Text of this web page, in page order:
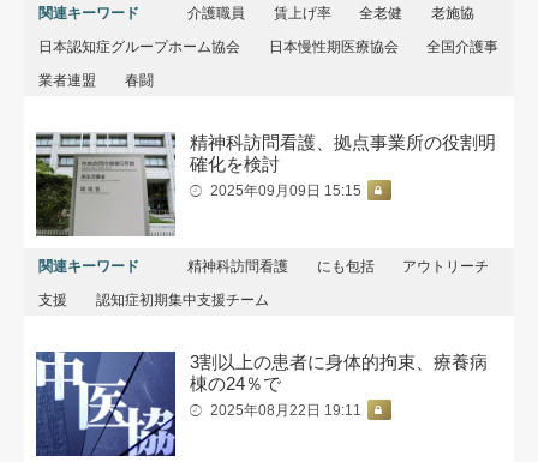
関連キーワード 介護職員 賃上げ率 全老健
老施協
日本認知症グループホーム協会
日本慢性期医療協会
全国介護事
業者連盟
春闘
精神科訪問看護、拠点事業所の役割明
確化を検討
2025年09月09日 15:15
関連キーワード 精神科訪問看護 にも包括
アウトリーチ
支援
認知症初期集中支援チーム
3割以上の患者に身体的拘束、療養病
棟の24％で
2025年08月22日 19:11